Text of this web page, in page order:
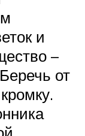
и
–
от